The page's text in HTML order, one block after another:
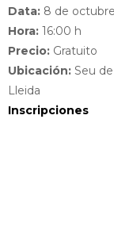
Data: 8 de octubre
Hora: 16:00 h
Precio: Gratuito
Ubicación: Seu
Lleida
Inscripciones